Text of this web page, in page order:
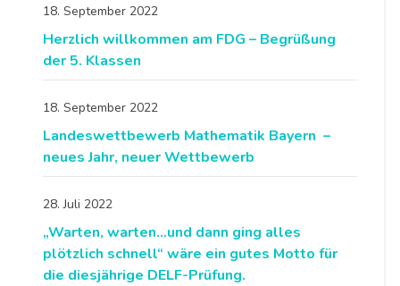
18. September 2022
Herzlich willkommen am FDG – Begrüßung
der 5. Klassen
18. September 2022
Landeswettbewerb Mathematik Bayern –
neues Jahr, neuer Wettbewerb
28. Juli 2022
„Warten, warten…und dann ging alles
plötzlich schnell“ wäre ein gutes Motto für
die diesjährige DELF-Prüfung.